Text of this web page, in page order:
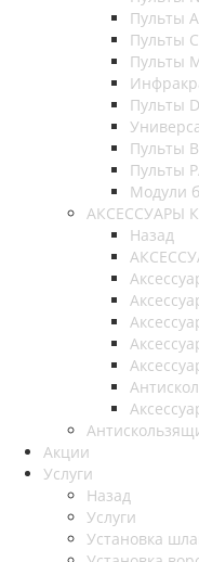
Пульты
Пульты
Пульты
Пульты
Пульты
Пульты
Модули
АКСЕССУАРЫ
Назад
Акции
Услуги
Назад
Услуги
Установка